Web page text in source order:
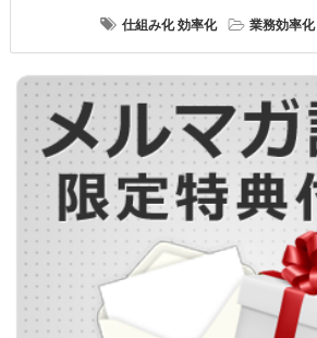
仕組み化 効率化 業務効率化